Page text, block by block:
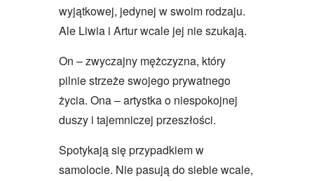
wyjątkowej, jedynej w swoim rodzaju.
Ale Liwia i Artur wcale jej nie szukają.
On – zwyczajny mężczyzna, który
pilnie strzeże swojego prywatnego
życia. Ona – artystka o niespokojnej
duszy i tajemniczej przeszłości.
Spotykają się przypadkiem w
samolocie. Nie pasują do siebie wcale,